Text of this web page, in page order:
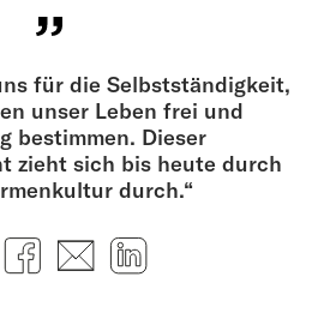
für die Selbstständigkeit,
unser Leben frei und
bestimmen. Dieser
zieht sich bis heute durch
durch.“
TwitterFacebook
E-mail